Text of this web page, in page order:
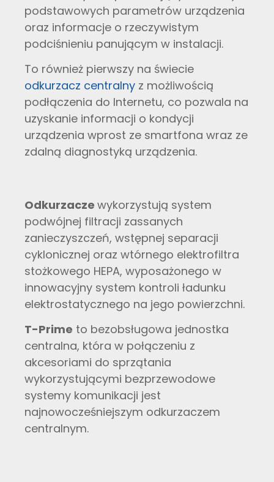
podstawowych parametrów urządzenia
oraz informacje o rzeczywistym
podciśnieniu panującym w instalacji.
To również pierwszy na świecie
odkurzacz centralny z możliwością
podłączenia do Internetu, co pozwala na
uzyskanie informacji o kondycji
urządzenia wprost ze smartfona wraz ze
zdalną diagnostyką urządzenia.
Odkurzacze wykorzystują system
podwójnej filtracji zassanych
zanieczyszczeń, wstępnej separacji
cyklonicznej oraz wtórnego elektrofiltra
stożkowego HEPA, wyposażonego w
innowacyjny system kontroli ładunku
elektrostatycznego na jego powierzchni.
T-Prime to bezobsługowa jednostka
centralna, która w połączeniu z
akcesoriami do sprzątania
wykorzystującymi bezprzewodowe
systemy komunikacji jest
najnowocześniejszym odkurzaczem
centralnym.